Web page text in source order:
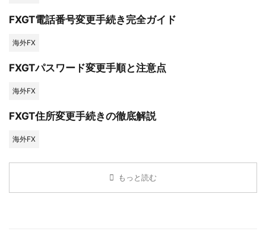
FXGT電話番号変更手続き完全ガイド
海外FX
FXGTパスワード変更手順と注意点
海外FX
FXGT住所変更手続きの徹底解説
海外FX
もっと読む